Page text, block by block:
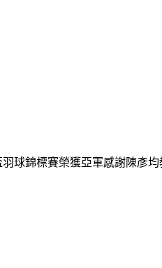
球錦標賽榮獲亞軍感謝陳彥